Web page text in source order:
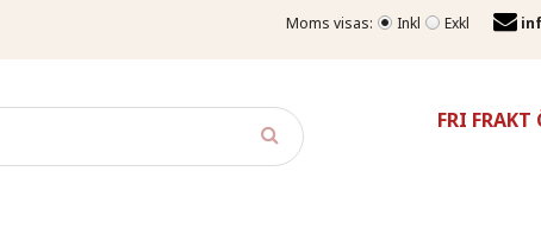
Moms visas: Inkl Exkl
FRI FRAKT